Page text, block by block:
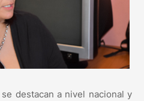
destacan a nivel nacional y